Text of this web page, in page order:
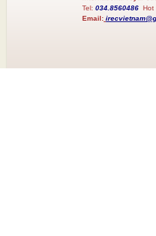
Tel:034.8560486Hot
Email: